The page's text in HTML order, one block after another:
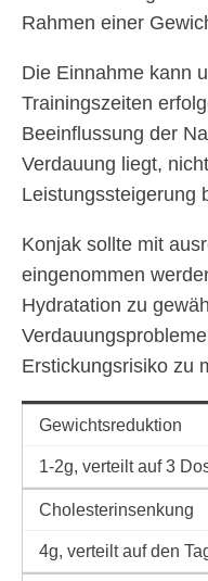
Rahmen einer
Die Einnahme kann
Trainingszeiten
Beeinflussung der
Verdauung liegt,
Leistungssteigerung
Konjak sollte mit
eingenommen
Hydratation zu
Erstickungsrisiko zu
Gewichtsreduktion
1-2g, verteilt auf 3
Cholesterinsenkung
4g, verteilt auf den